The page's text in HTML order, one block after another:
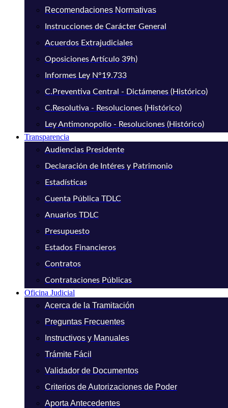
Recomendaciones Normativas
Instrucciones de Carácter General
Acuerdos Extrajudiciales
Oposiciones Artículo 39h)
Informes Ley N°19.733
C.Preventiva Central - Dictámenes (Histórico)
C.Resolutiva - Resoluciones (Histórico)
Ley Antimonopolio - Resoluciones (Histórico)
Transparencia
Audiencias Presidente
Declaración de Intéres y Patrimonio
Estadísticas
Cuenta Pública TDLC
Anuarios TDLC
Presupuesto
Estados Financieros
Contratos
Contrataciones Públicas
Oficina Judicial
Acerca de la Tramitación
Preguntas Frecuentes
Instructivos y Manuales
Trámite Fácil
Validador de Documentos
Criterios de Autorizaciones de Poder
Aporta Antecedentes